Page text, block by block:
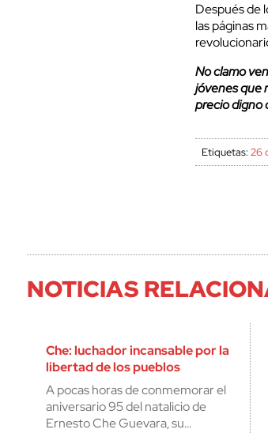
Después de
las páginas
No clamo
jóvenes que
precio digno
Etiquetas:26
NOTICIAS
Che: luchador incansable por la
libertad de los pueblos
A pocas horas de conmemorar el
aniversario 95 del natalicio de
Ernesto Che Guevara, su…